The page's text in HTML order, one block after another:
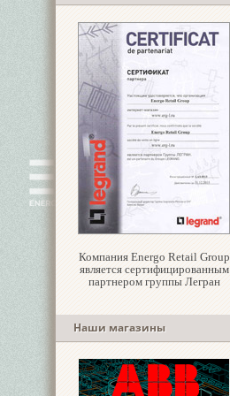
Компания Energo Retail Group
является сертифицированным
партнером группы Легран
Наши магазины